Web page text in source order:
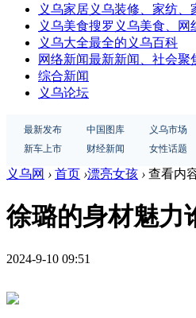
义乌家居义乌装修、家纺、
义乌美食搜罗义乌美食、网
义乌大全最全的义乌百科
网络新闻最新新闻、社会聚
综合新闻
义乌论坛
最新发布 中国图库 义乌市场
新车上市
财经新闻 女性话题
义乌网 › 首页 ›漂亮女孩 › 查看内
徐璐的身材魅力
2024-9-10 09:51